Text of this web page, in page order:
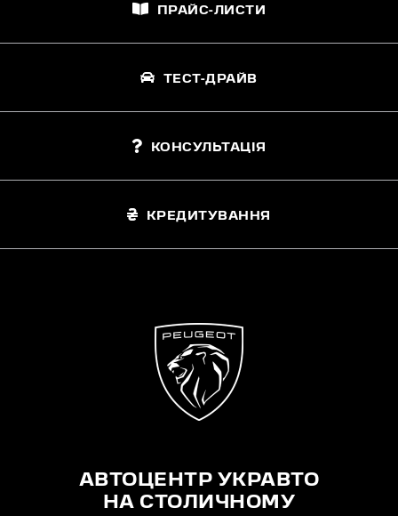
ПРАЙС-ЛИСТИ
ТЕСТ-ДРАЙВ
КОНСУЛЬТАЦІЯ
КРЕДИТУВАННЯ
АВТОЦЕНТР УКРАВТО
НА СТОЛИЧНОМУ